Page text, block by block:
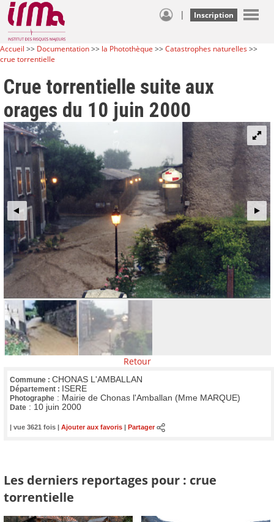
| Inscription
Accueil >> Documentation>> la Photothèque >>Catastrophes naturelles>>
crue torrentielle
Crue torrentielle suite aux
orages du 10 juin 2000
Retour
Commune : CHONAS L'AMBALLAN
Département : ISERE
Photographe : Mairie de Chonas l'Amballan (Mme MARQUE)
Date : 10 juin 2000
| vue 3621 fois | Ajouter aux favoris Partager
Les derniers reportages pour : crue
torrentielle